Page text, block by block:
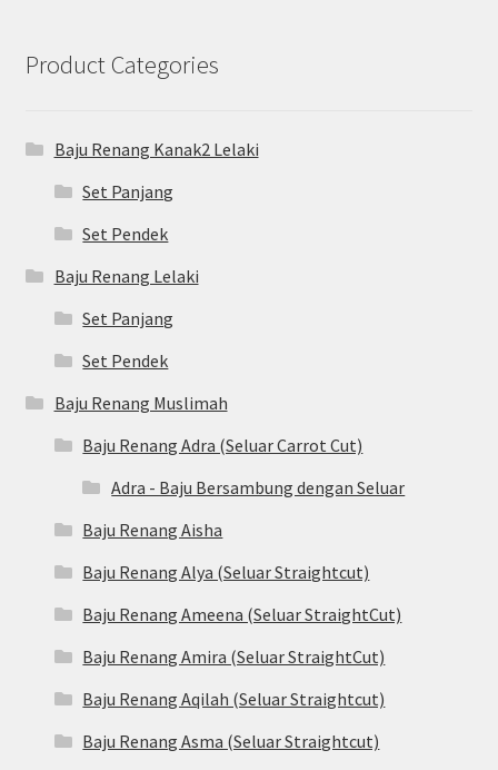
Product Categories
Baju Renang Kanak2 Lelaki
Set Panjang
Set Pendek
Baju Renang Lelaki
Set Panjang
Set Pendek
Baju Renang Muslimah
Baju Renang Adra (Seluar Carrot Cut)
Adra - Baju Bersambung dengan Seluar
Baju Renang Aisha
Baju Renang Alya (Seluar Straightcut)
Baju Renang Ameena (Seluar StraightCut)
Baju Renang Amira (Seluar StraightCut)
Baju Renang Aqilah (Seluar Straightcut)
Baju Renang Asma (Seluar Straightcut)